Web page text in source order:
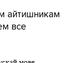
айтишникам
все